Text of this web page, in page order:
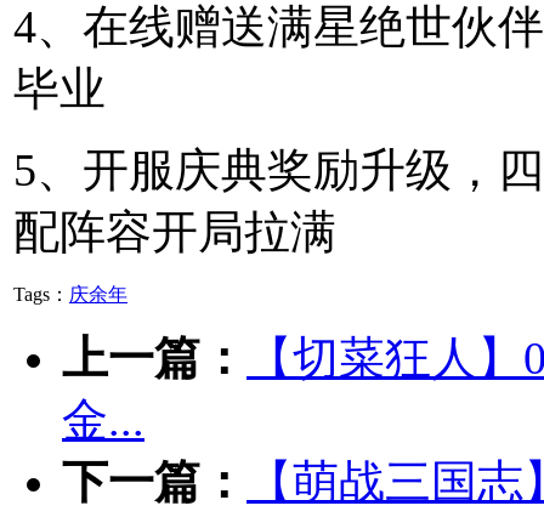
4、在线赠送满星绝世伙
毕业
5、开服庆典奖励升级，
配阵容开局拉满
Tags： 庆余年
上一篇：
【切菜狂人
金...
下一篇：
【萌战三国